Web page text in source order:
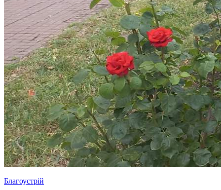
Благоустрій